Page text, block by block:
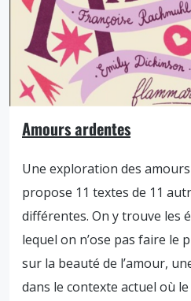
Amours ardentes
Une exploration des
propose 11 textes de 11
différentes. On y trouve les
lequel on n’ose pas faire le
sur la beauté de l’amour,
dans le contexte actuel où